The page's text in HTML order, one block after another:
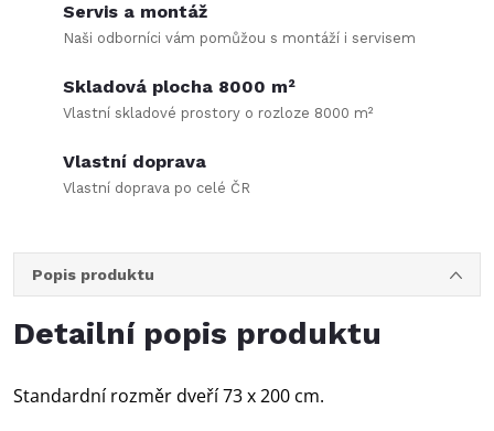
Servis a montáž
Naši odborníci vám pomůžou s montáží i servisem
Skladová plocha 8000 m²
Vlastní skladové prostory o rozloze 8000 m²
Vlastní doprava
Vlastní doprava po celé ČR
Popis produktu
Detailní popis produktu
Standardní rozměr dveří 73 x 200 cm.